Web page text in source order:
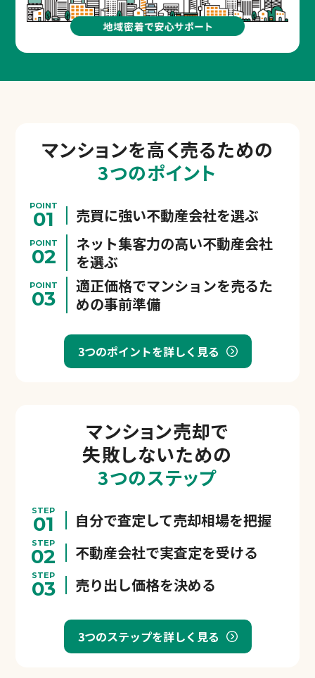
マンションを高く売るための
3つのポイント
POINT
01 売買に強い不動産会社を選ぶ
POINT
02
ネット集客力の高い不動産会社
を選ぶ
POINT
03
適正価格でマンションを売るた
めの事前準備
3つのポイントを詳しく見る
マンション売却で
失敗しないための
3つのステップ
STEP
01 自分で査定して売却相場を把握
STEP
02 不動産会社で実査定を受ける
STEP
03 売り出し価格を決める
3つのステップを詳しく見る